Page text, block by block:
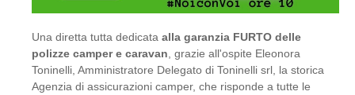
Una diretta tutta dedicata alla garanzia FURTO delle
polizze camper e caravan , grazie all'ospite Eleonora
Toninelli, Amministratore Delegato di Toninelli srl, la storica
Agenzia di assicurazioni camper, che risponde a tutte le